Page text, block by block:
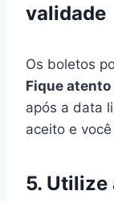
validade
Os boletos
Fique atento
após a data
aceito e
5.